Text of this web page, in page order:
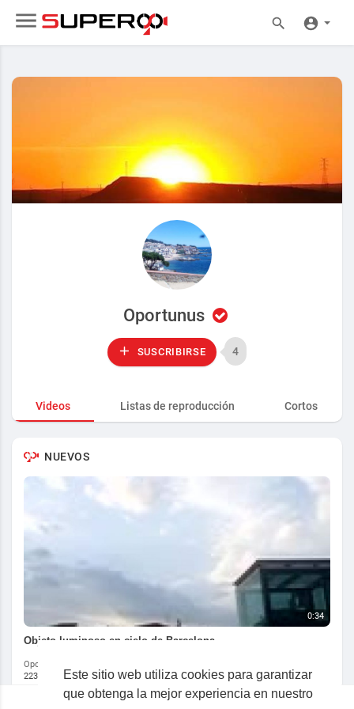
Este sitio web utiliza cookies para garantizar
que obtenga la mejor experiencia en nuestro
Oportunus
SUSCRIBIRSE 4
Videos Listas de reproducción Cortos
NUEVOS
0:34
Objeto luminoso en cielo de Barcelona
Oportunus
223 Reproducciones · 7 años